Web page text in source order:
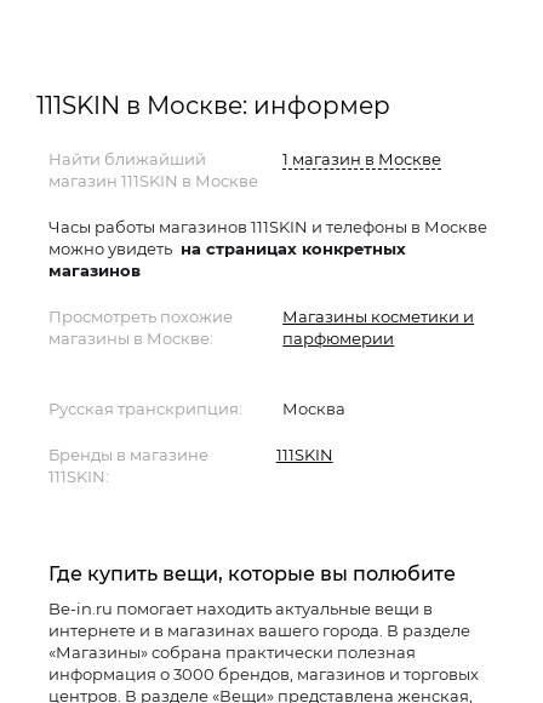
111SKIN в Москве: информер
Найти ближайший
магазин 111SKIN в Москве
1 магазин в Москве
Часы работы магазинов 111SKIN и телефоны в Москве
можно увидеть на страницах конкретных
магазинов
Просмотреть похожие
магазины в Москве:
Магазины косметики и
парфюмерии
Русская транскрипция: Москва
Бренды в магазине
111SKIN:
111SKIN
Где купить вещи, которые вы полюбите
Be-in.ru помогает находить актуальные вещи в
интернете и в магазинах вашего города. В разделе
«Магазины» собрана практически полезная
информация о 3000 брендов, магазинов и торговых
центров. В разделе «Вещи» представлена женская,